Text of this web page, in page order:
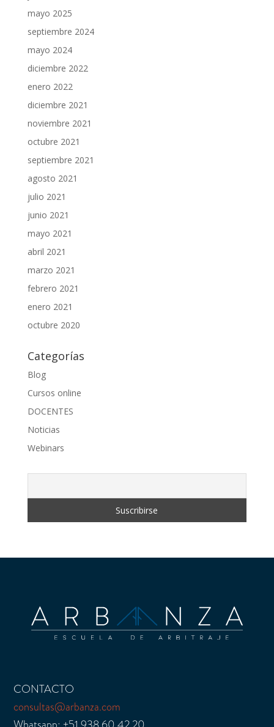
mayo 2025
septiembre 2024
mayo 2024
diciembre 2022
enero 2022
diciembre 2021
noviembre 2021
octubre 2021
septiembre 2021
agosto 2021
julio 2021
junio 2021
mayo 2021
abril 2021
marzo 2021
febrero 2021
enero 2021
octubre 2020
Categorías
Blog
Cursos online
DOCENTES
Noticias
Webinars
CONTACTO
consultas@arbanza.com